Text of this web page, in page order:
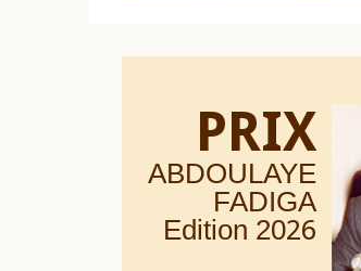
PRIX
ABDOULAYE
FADIGA
Edition 2026